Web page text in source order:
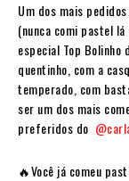
Um dos mais
(nunca comi pastel
especial Top Bolinho
quentinho, com a
temperado, com
ser um dos mais
preferidos do
🔥Você já comeu